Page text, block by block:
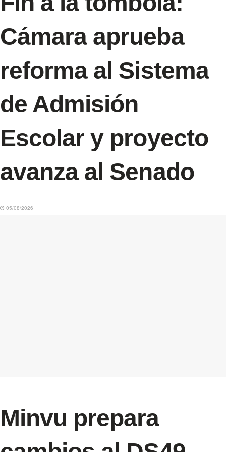
Cámara aprueba
reforma al Sistema
de Admisión
Escolar y proyecto
avanza al Senado
05/08/2026
Minvu prepara